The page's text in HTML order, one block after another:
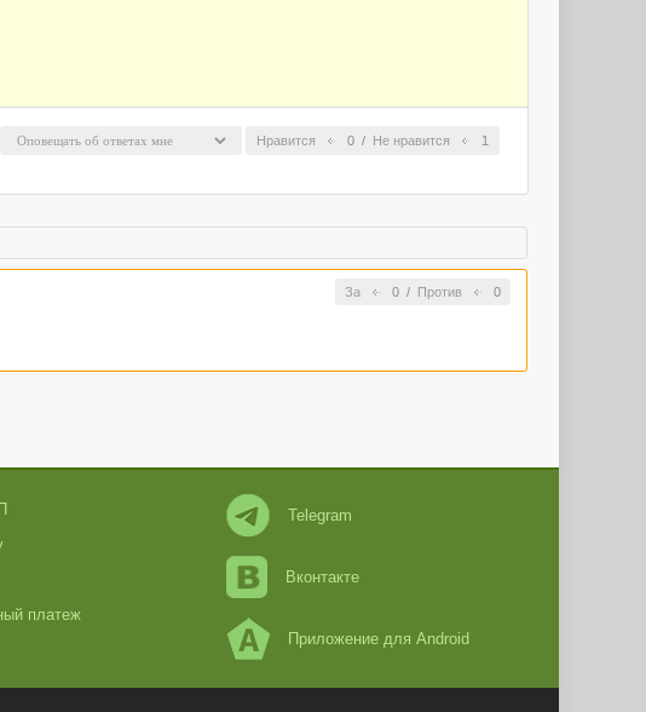
Нравится 0 / Не нравится 1
За 0/ Против 0
платеж
Telegram
Вконтакте
Приложение для Android